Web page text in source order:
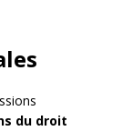
du droit